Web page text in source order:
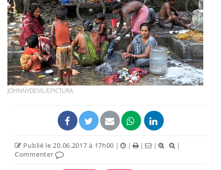
JOHNNYDEVIL/EPICTURA
Publié le 20.06.2017 à 17h00 | | | |
|
Commenter